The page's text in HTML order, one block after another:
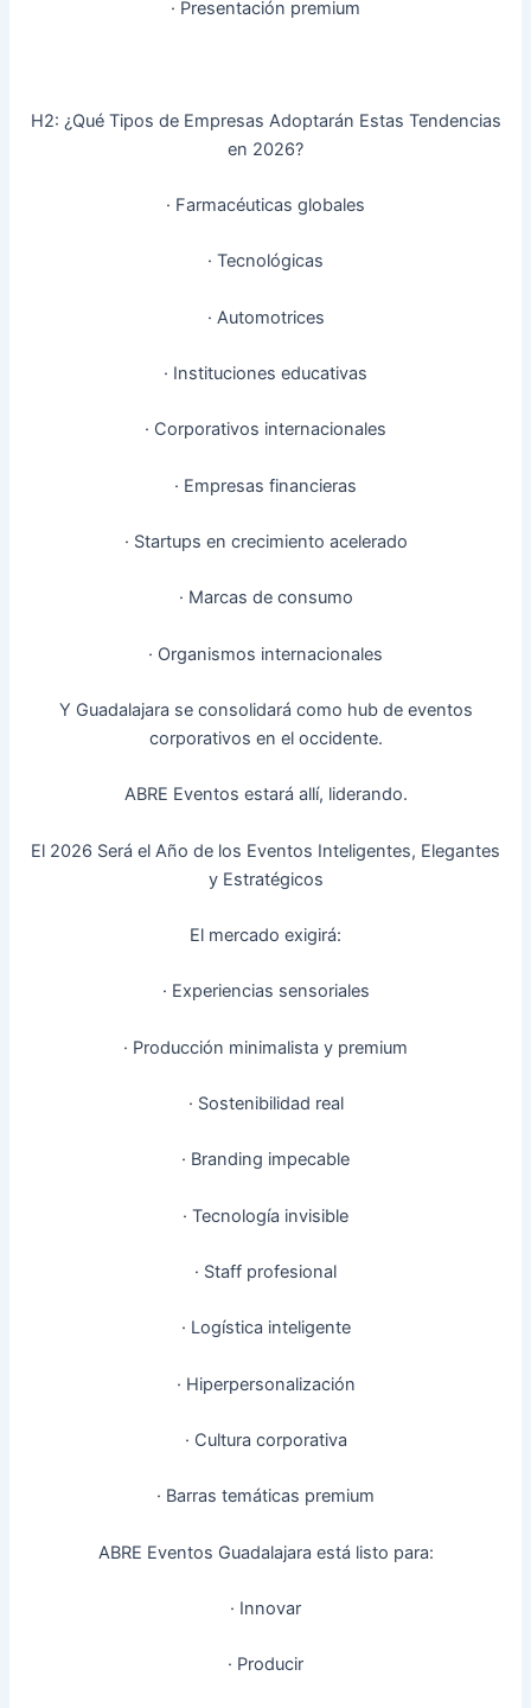
· Presentación premium
H2: ¿Qué Tipos de Empresas Adoptarán Estas Tendencias
en 2026?
· Farmacéuticas globales
· Tecnológicas
· Automotrices
· Instituciones educativas
· Corporativos internacionales
· Empresas financieras
· Startups en crecimiento acelerado
· Marcas de consumo
· Organismos internacionales
Y Guadalajara se consolidará como hub de eventos
corporativos en el occidente.
ABRE Eventos estará allí, liderando.
El 2026 Será el Año de los Eventos Inteligentes, Elegantes
y Estratégicos
El mercado exigirá:
· Experiencias sensoriales
· Producción minimalista y premium
· Sostenibilidad real
· Branding impecable
· Tecnología invisible
· Staff profesional
· Logística inteligente
· Hiperpersonalización
· Cultura corporativa
· Barras temáticas premium
ABRE Eventos Guadalajara está listo para:
· Innovar
· Producir